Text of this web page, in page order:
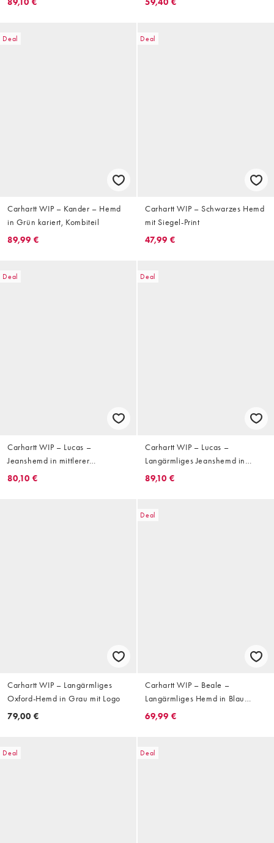
Deal
Carhartt WIP – Kander – Hemd
in Grün kariert, Kombiteil
89,99 €
Deal
Carhartt WIP – Schwarzes Hemd
mit Siegel-Print
47,99 €
Deal
Carhartt WIP – Lucas –
Jeanshemd in mittlerer
Waschung
80,10 €
Deal
Carhartt WIP – Lucas –
Langärmliges Jeanshemd in
mittlerer Waschung
89,10 €
Carhartt WIP – Langärmliges
Oxford-Hemd in Grau mit Logo
79,00 €
Deal
Carhartt WIP – Beale –
Langärmliges Hemd in Blau
gestreift
69,99 €
Deal Deal